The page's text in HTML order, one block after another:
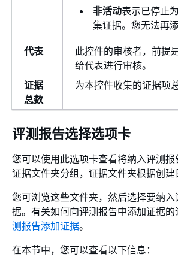
非活动表示已停止
集证据。您无法再
代表
此控件的审核者，前提
给代表进行审核。
证据
总数
为本控件收集的证据项总
评测报告选择选项卡
您可以使用此选项卡查看将纳入评测
证据文件夹分组，证据文件夹根据创建
您可浏览这些文件夹，然后选择要纳
据。有关如何向评测报告中添加证据的
测报告添加证据。
在本节中，您可以查看以下信息：